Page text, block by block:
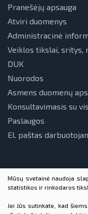
Pranešėjų apsauga
Atviri duomenys
Administracinė
Veiklos tikslai, sritys,
DUK
Nuorodos
Asmens duomenų
Konsultavimasis su
Paslaugos
El. paštas
Mūsų svetainė naudoja
statistikos ir rinkodaros
Jei Jūs sutinkate, kad